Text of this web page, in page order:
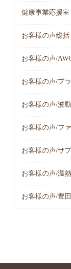
健康事業応援室
お客様の声総括
お客様の声/
お客様の声/プ
お客様の声/波
お客様の声/フ
お客様の声/サ
お客様の声/温
お客様の声/豊